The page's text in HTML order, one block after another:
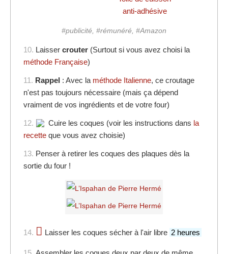
anti-adhésive
#publicité, #rémunéré, #Amazon
10. Laisser crouter (Surtout si vous avez choisi la
méthode Française)
11. Rappel : Avec la méthode Italienne, ce croutage
n'est pas toujours nécessaire (mais ça dépend
vraiment de vos ingrédients et de votre four)
12. Cuire les coques (voir les instructions dans la
recette que vous avez choisie)
13. Penser à retirer les coques des plaques dès la
sortie du four !
14. Laisser les coques sécher à l'air libre 2 heures